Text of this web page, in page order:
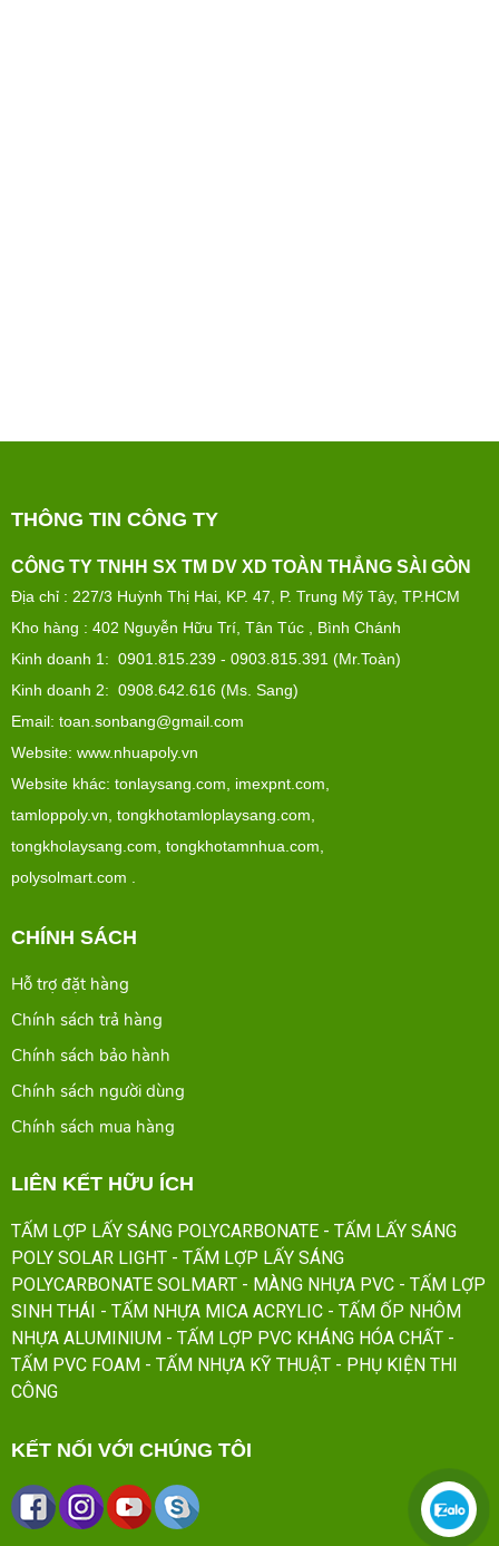
THÔNG TIN CÔNG TY
CÔNG TY TNHH SX TM DV XD TOÀN THẮNG SÀI GÒN
Địa chỉ : 227/3 Huỳnh Thị Hai, KP. 47, P. Trung Mỹ Tây, TP.HCM
Kho hàng : 402 Nguyễn Hữu Trí, Tân Túc , Bình Chánh
Kinh doanh 1: 0901.815.239 - 0903.815.391 (Mr.Toàn)
Kinh doanh 2: 0908.642.616 (Ms. Sang)
Email: toan.sonbang@gmail.com
Website: www.nhuapoly.vn
Website khác: tonlaysang.com imexpnt.com
tamloppoly.vn tongkhotamloplaysang.com
tongkholaysang.com tongkhotamnhua.com
polysolmart.com
CHÍNH SÁCH
Hỗ trợ đặt hàng
Chính sách trả hàng
Chính sách bảo hành
Chính sách người dùng
Chính sách mua hàng
LIÊN KẾT HỮU ÍCH
TẤM LỢP LẤY SÁNG POLYCARBONATE - TẤM LẤY SÁNG
POLY SOLAR LIGHT - TẤM LỢP LẤY SÁNG
POLYCARBONATE SOLMART - MÀNG NHỰA PVC - TẤM LỢP
SINH THÁI - TẤM NHỰA MICA ACRYLIC - TẤM ỐP NHÔM
NHỰA ALUMINIUM - TẤM LỢP PVC KHÁNG HÓA CHẤT -
TẤM PVC FOAM - TẤM NHỰA KỸ THUẬT - PHỤ KIỆN THI
CÔNG
KẾT NỐI VỚI CHÚNG TÔI